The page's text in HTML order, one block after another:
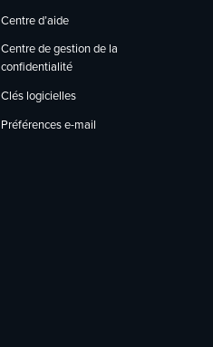
Centre d’aide
Centre de gestion de la
confidentialité
Clés logicielles
Préférences e-mail